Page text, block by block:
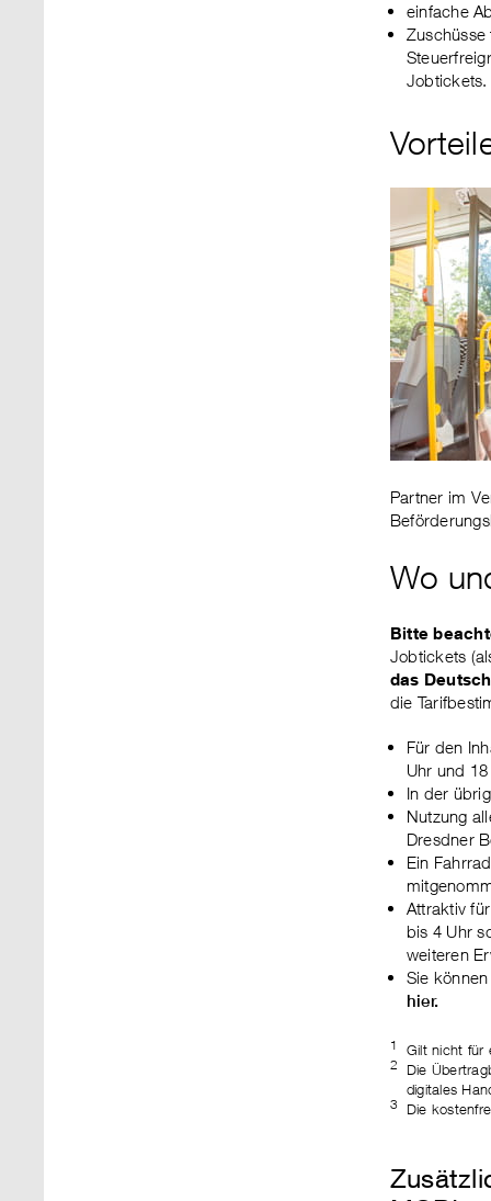
einfache
Zuschüsse
Jobtickets.
Partner im
Wo
Bitte
Jobtickets
das
die
Für den
Uhr und
In der
Nutzung
Dresdner
Ein
Attraktiv
bis 4 Uhr
weiteren
Sie
hier.
1 Gilt nicht für
2
Die
digitales
3 Die